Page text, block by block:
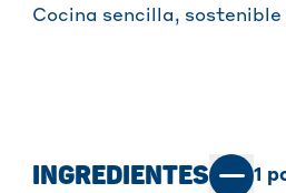
Cocina sencilla, sostenible
INGREDIENTES 1